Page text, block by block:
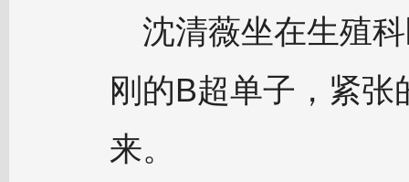
沈清薇坐在生殖
刚的B超单子，紧
来。